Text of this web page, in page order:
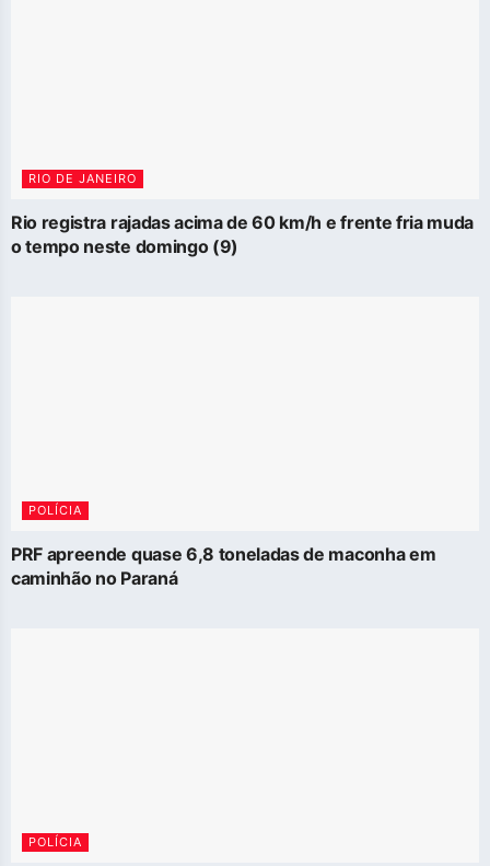
RIO DE JANEIRO
Rio registra rajadas acima de 60 km/h e frente fria muda
o tempo neste domingo (9)
POLÍCIA
PRF apreende quase 6,8 toneladas de maconha em
caminhão no Paraná
POLÍCIA